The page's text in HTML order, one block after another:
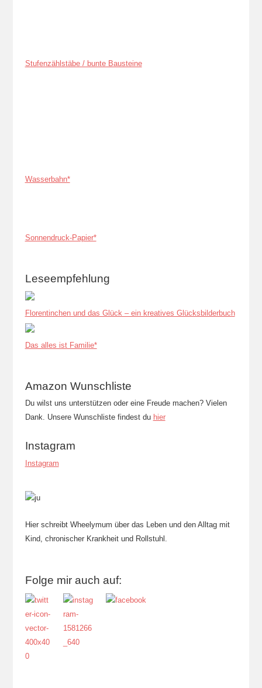
Stufenzählstäbe / bunte Bausteine
Wasserbahn*
Sonnendruck-Papier*
Leseempfehlung
Florentinchen und das Glück – ein kreatives Glücksbilderbuch
Das alles ist Familie*
Amazon Wunschliste
Du wilst uns unterstützen oder eine Freude machen? Vielen
Dank. Unsere Wunschliste findest du hier
Instagram
Instagram
Hier schreibt Wheelymum über das Leben und den Alltag mit
Kind, chronischer Krankheit und Rollstuhl.
Folge mir auch auf: